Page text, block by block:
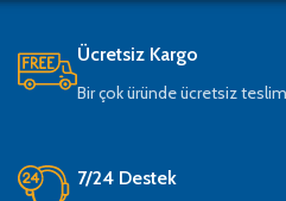
Ücretsiz Kargo
Bir çok üründe ücretsiz
7/24 Destek